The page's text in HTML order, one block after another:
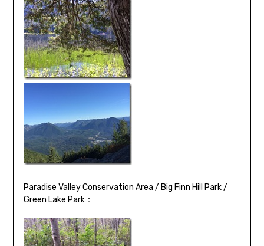
Paradise Valley Conservation Area / Big Finn Hill Park /
Green Lake Park：